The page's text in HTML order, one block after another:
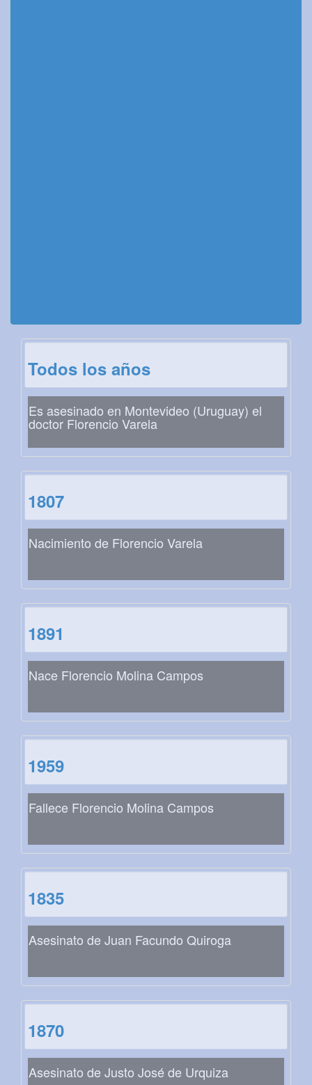
Todos los años
Es asesinado en Montevideo (Uruguay) el
doctor Florencio Varela
1807
Nacimiento de Florencio Varela
1891
Nace Florencio Molina Campos
1959
Fallece Florencio Molina Campos
1835
Asesinato de Juan Facundo Quiroga
1870
Asesinato de Justo José de Urquiza